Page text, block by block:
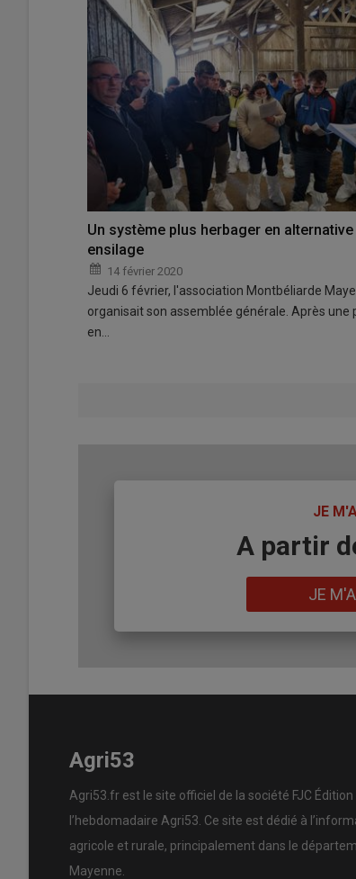
Un système plus herbager en
ensilage
14 février 2020
Jeudi 6 février, l'association Montbéliarde
organisait son assemblée générale. Après une
en…
JE
A partir
JE
Agri53
Agri53.fr est le site officiel de la société FJC
l’hebdomadaire Agri53. Ce site est dédié à
agricole et rurale, principalement dans le
Mayenne.